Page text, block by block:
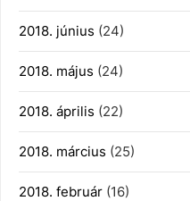
2018. június (24)
2018. május (24)
2018. április (22)
2018. március (25)
2018. február (16)